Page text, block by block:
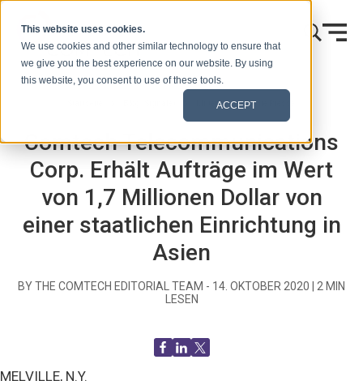
This website uses cookies.
We use cookies and other similar technology to ensure that
we give you the best experience on our website. By using
this website, you consent to use of these tools.
ACCEPT
Mitteilungen an die Presse
Comtech Telecommunications
Corp. Erhält Aufträge im Wert
von 1,7 Millionen Dollar von
einer staatlichen Einrichtung in
Asien
BY THE COMTECH EDITORIAL TEAM - 14. OKTOBER 2020 2 MIN
LESEN
MELVILLE, N.Y.